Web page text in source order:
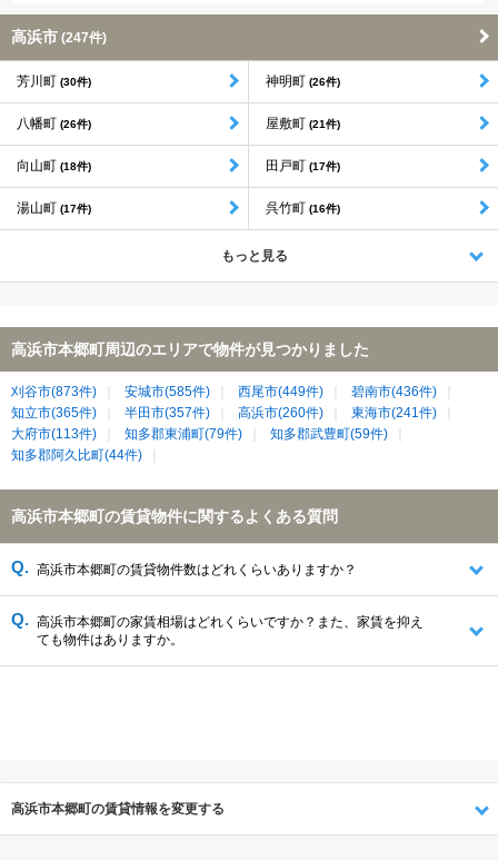
高浜市 (247件)
芳川町 (30件) 神明町 (26件)
八幡町 (26件) 屋敷町 (21件)
向山町 (18件) 田戸町 (17件)
湯山町 (17件) 呉竹町 (16件)
もっと見る
高浜市本郷町周辺のエリアで物件が見つかりました
刈谷市(873件) 安城市(585件) 西尾市(449件)
碧南市(436件)
知立市(365件)
半田市(357件) 高浜市(260件)
東海市(241件)
大府市(113件)
知多郡東浦町(79件)
知多郡武豊町(59件)
知多郡阿久比町(44件)
高浜市本郷町の賃貸物件に関するよくある質問
高浜市本郷町の賃貸物件数はどれくらいありますか？
高浜市本郷町の家賃相場はどれくらいですか？また、家賃を抑え
ても物件はありますか。
高浜市本郷町の賃貸情報を変更する